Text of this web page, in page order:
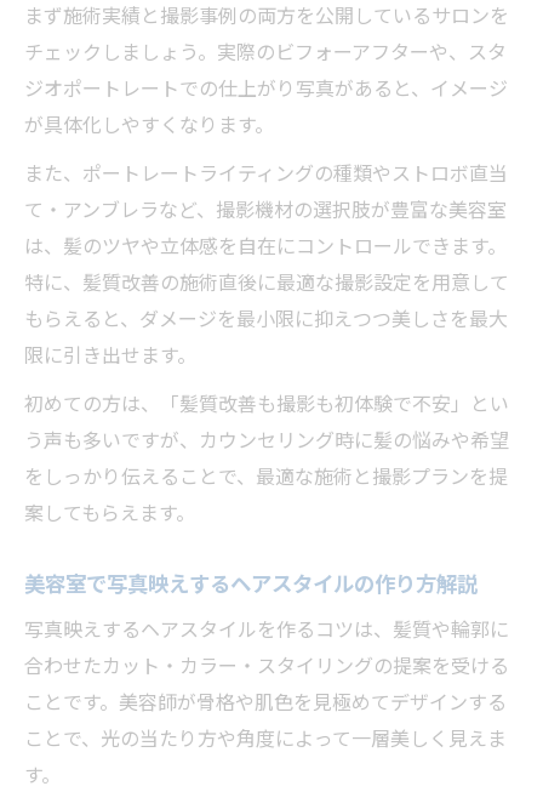
まず施術実績と撮影事例の両方を公開しているサロンを
チェックしましょう。実際のビフォーアフターや、スタ
ジオポートレートでの仕上がり写真があると、イメージ
が具体化しやすくなります。
また、ポートレートライティングの種類やストロボ直当
て・アンブレラなど、撮影機材の選択肢が豊富な美容室
は、髪のツヤや立体感を自在にコントロールできます。
特に、髪質改善の施術直後に最適な撮影設定を用意して
もらえると、ダメージを最小限に抑えつつ美しさを最大
限に引き出せます。
初めての方は、「髪質改善も撮影も初体験で不安」とい
う声も多いですが、カウンセリング時に髪の悩みや希望
をしっかり伝えることで、最適な施術と撮影プランを提
案してもらえます。
美容室で写真映えするヘアスタイルの作り方解説
写真映えするヘアスタイルを作るコツは、髪質や輪郭に
合わせたカット・カラー・スタイリングの提案を受ける
ことです。美容師が骨格や肌色を見極めてデザインする
ことで、光の当たり方や角度によって一層美しく見えま
す。